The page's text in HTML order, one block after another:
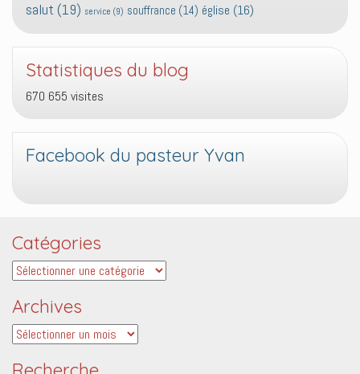
salut (19) service (9) souffrance (14) église (16)
Statistiques du blog
670 655 visites
Facebook du pasteur Yvan
Catégories
Catégories
Archives
Archives